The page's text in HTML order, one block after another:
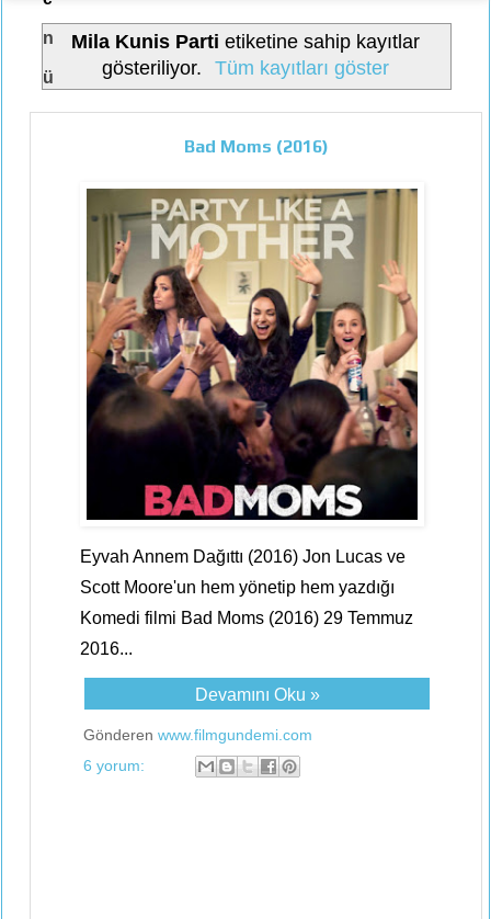
n
ü
Mila Kunis Parti etiketine sahip kayıtlar
gösteriliyor.
Tüm kayıtları göster
Bad Moms (2016)
Eyvah Annem Dağıttı (2016) Jon Lucas ve
Scott Moore'un hem yönetip hem yazdığı
Komedi filmi Bad Moms (2016) 29 Temmuz
2016...
Devamını Oku »
Gönderen www.filmgundemi.com
6 yorum: